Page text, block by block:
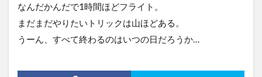
なんだかんだで1時間ほどフライト。
まだまだやりたいトリックは山ほどある。
うーん、すべて終わるのはいつの日だろうか…